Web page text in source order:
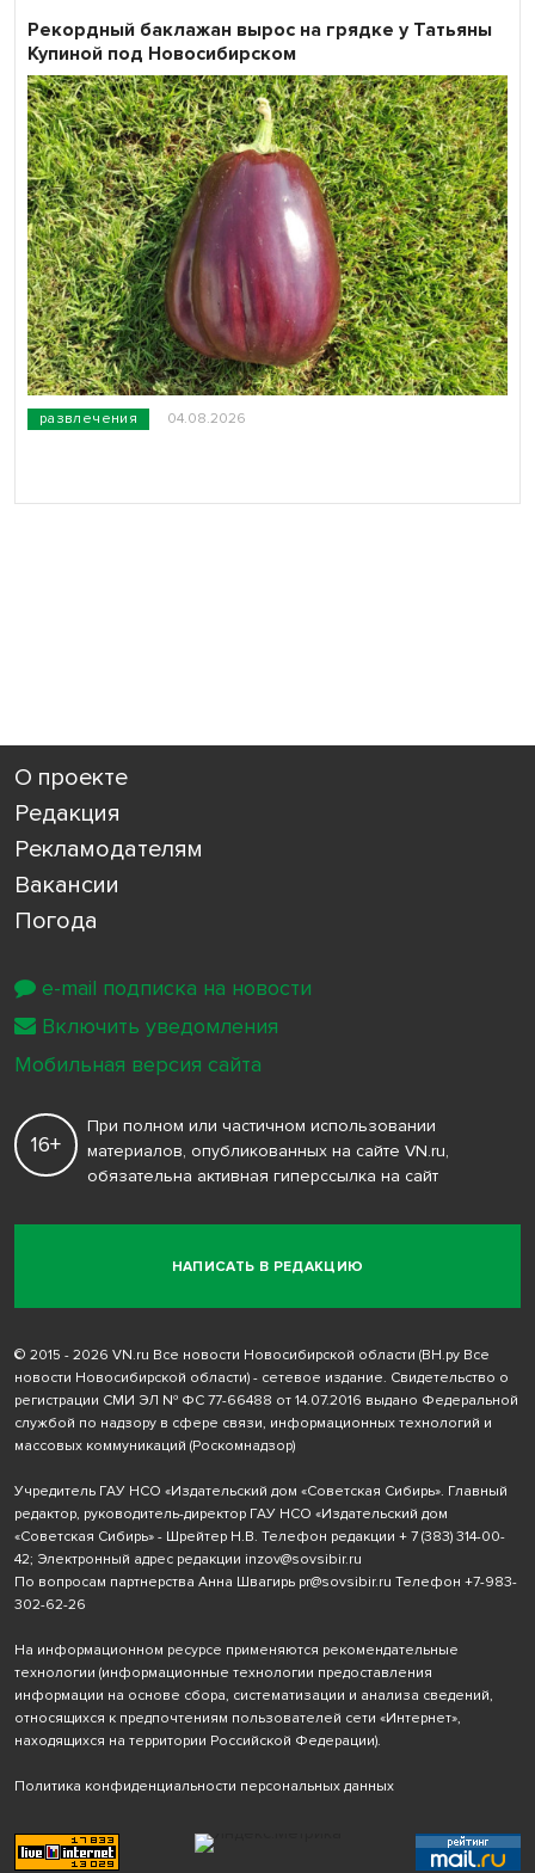
развлечения 04.08.2026
Рекордный баклажан вырос на грядке у Татьяны
Купиной под Новосибирском
О проекте
Редакция
Рекламодателям
Вакансии
Погода
НАПИСАТЬ В РЕДАКЦИЮ
16+
При полном или частичном использовании
материалов, опубликованных на сайте VN.ru,
обязательна активная гиперссылка на сайт
© 2015 - 2026 VN.ru Все новости Новосибирской области (ВН.ру Все
новости Новосибирской области) - сетевое издание. Свидетельство о
регистрации СМИ ЭЛ № ФС 77-66488 от 14.07.2016 выдано Федеральной
службой по надзору в сфере связи, информационных технологий и
массовых коммуникаций (Роскомнадзор)
Учредитель ГАУ НСО «Издательский дом «Советская Сибирь». Главный
редактор, руководитель-директор ГАУ НСО «Издательский дом
«Советская Сибирь» - Шрейтер Н.В. Телефон редакции + 7 (383) 314-00-
42; Электронный адрес редакции inzov@sovsibir.ru
По вопросам партнерства Анна Швагирь pr@sovsibir.ru Телефон +7-983-
302-62-26
На информационном ресурсе применяются рекомендательные
технологии (информационные технологии предоставления
информации на основе сбора, систематизации и анализа сведений,
относящихся к предпочтениям пользователей сети «Интернет»,
находящихся на территории Российской Федерации).
Политика конфиденциальности персональных данных
e-mail подписка на новости
Включить уведомления
Мобильная версия сайта